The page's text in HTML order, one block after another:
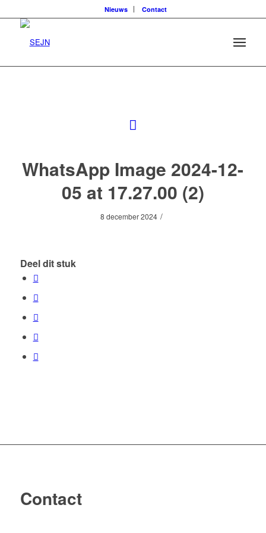
Nieuws Contact
WhatsApp Image 2024-12-
05 at 17.27.00 (2)
8 december 2024 /
Deel dit stuk
Contact